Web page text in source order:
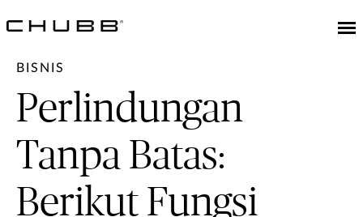
BISNIS
Perlindungan
Tanpa Batas:
Berikut Fungsi